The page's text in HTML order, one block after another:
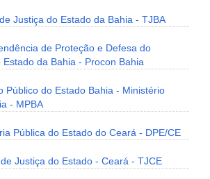
Justiça do Estado da Bahia - TJBA
de Proteção e Defesa do
da Bahia - Procon Bahia
Público do Estado Bahia - Ministério
- MPBA
Pública do Estado do Ceará - DPE/CE
Justiça do Estado - Ceará - TJCE